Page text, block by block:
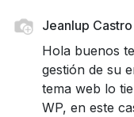
Jeanlup
Hola buenos
gestión de su
tema web lo
WP, en este